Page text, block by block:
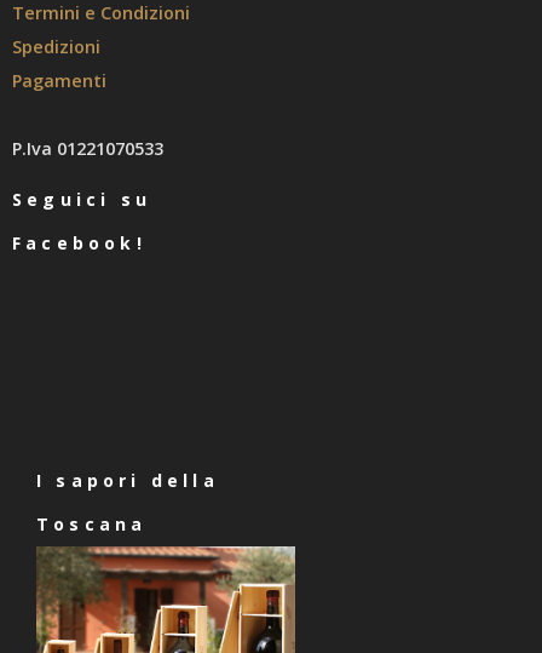
Termini e Condizioni
Spedizioni
Pagamenti
P.Iva 01221070533
Seguici su
Facebook!
I sapori della
Toscana